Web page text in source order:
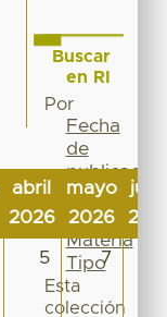
abril
2026
mayo
2026
5 7
Buscar
en RI
Por
Fecha
de
publicación
Autor
Título
Materia
Tipo
Esta
colección